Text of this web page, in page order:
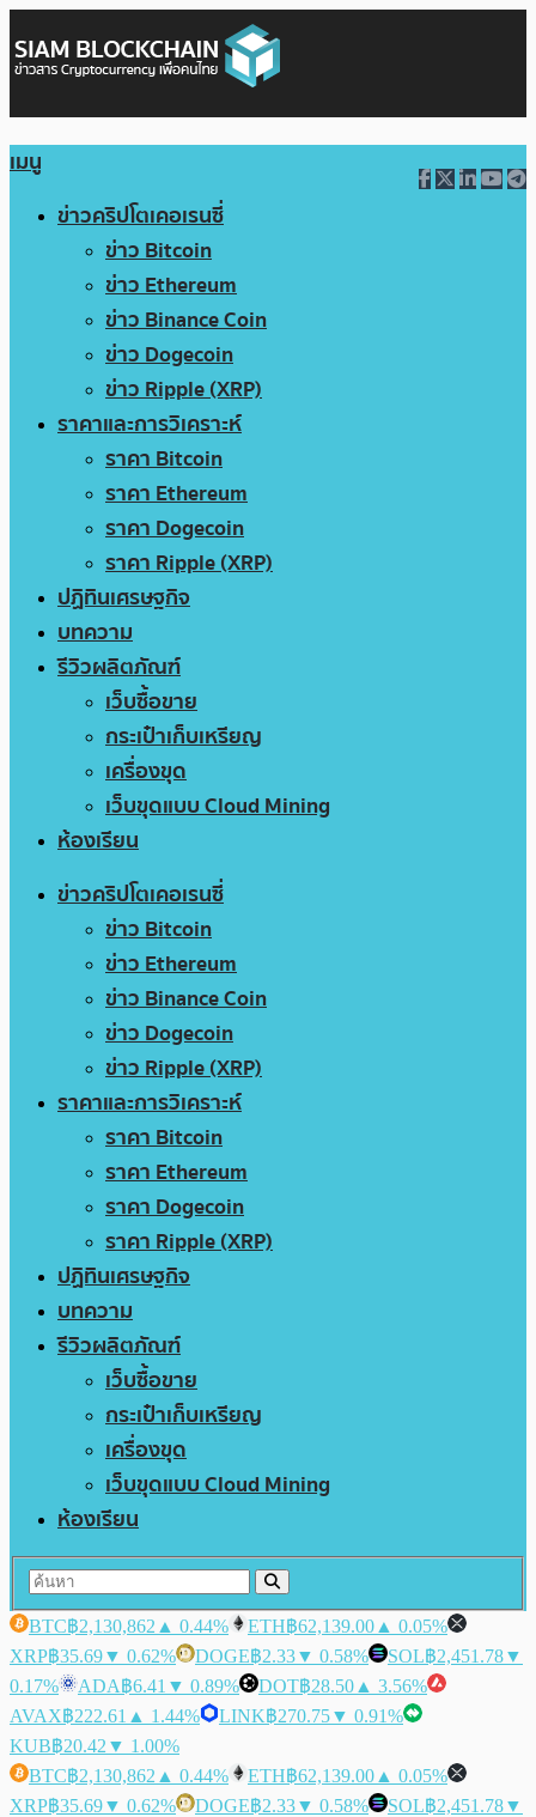
เมนู
ข่าวคริปโตเคอเรนซี่
ข่าว Bitcoin
ข่าว Ethereum
ข่าว Binance Coin
ข่าว Dogecoin
ข่าว Ripple (XRP)
ราคาและการวิเคราะห์
ราคา Bitcoin
ราคา Ethereum
ราคา Dogecoin
ราคา Ripple (XRP)
ปฏิทินเศรษฐกิจ
บทความ
รีวิวผลิตภัณฑ์
เว็บซื้อขาย
กระเป๋าเก็บเหรียญ
เครื่องขุด
เว็บขุดแบบ Cloud Mining
ห้องเรียน
ข่าวคริปโตเคอเรนซี่
ข่าว Bitcoin
ข่าว Ethereum
ข่าว Binance Coin
ข่าว Dogecoin
ข่าว Ripple (XRP)
ราคาและการวิเคราะห์
ราคา Bitcoin
ราคา Ethereum
ราคา Dogecoin
ราคา Ripple (XRP)
ปฏิทินเศรษฐกิจ
บทความ
รีวิวผลิตภัณฑ์
เว็บซื้อขาย
กระเป๋าเก็บเหรียญ
เครื่องขุด
เว็บขุดแบบ Cloud Mining
ห้องเรียน
BTC฿2,130,862 ▲ 0.44% ETH฿62,139.00 ▲ 0.05%
XRP฿35.69▼ 0.62% DOGE฿2.33▼ 0.58% SOL฿2,451.78▼
0.17%
ADA฿6.41 ▼ 0.89% DOT฿28.50 ▲ 3.56%
AVAX฿222.61 ▲ 1.44% LINK฿270.75▼ 0.91%
KUB฿20.42 ▼ 1.00%
BTC฿2,130,862 ▲ 0.44% ETH฿62,139.00 ▲ 0.05%
XRP฿35.69▼ 0.62% DOGE฿2.33▼ 0.58% SOL฿2,451.78▼